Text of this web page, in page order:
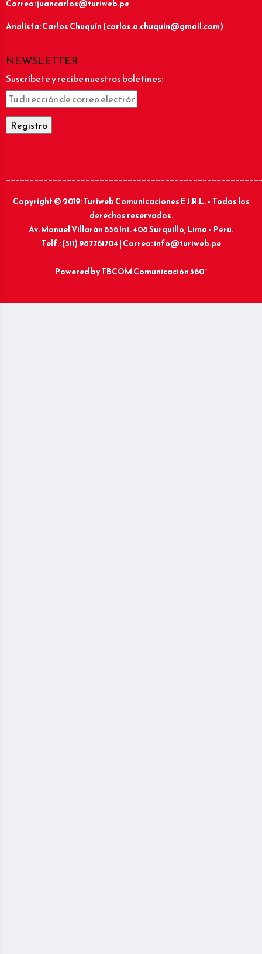
Correo: juancarlos@turiweb.pe
Analista: Carlos Chuquín (carlos.a.chuquin@gmail.com)
NEWSLETTER
Suscríbete y recibe nuestros boletines:
Copyright © 2019: Turiweb Comunicaciones E.I.R.L. – Todos los
derechos reservados.
Av. Manuel Villarán 856 Int. 408 Surquillo, Lima – Perú.
Telf.: (511) 987761704 | Correo: info@turiweb.pe
Powered byTBCOM Comunicación 360°